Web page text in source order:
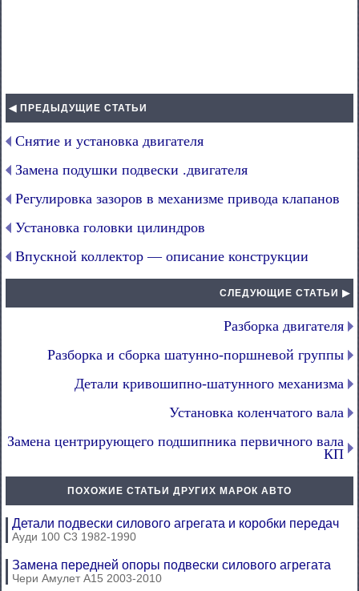
◀ ПРЕДЫДУЩИЕ СТАТЬИ
Снятие и установка двигателя
Замена подушки подвески .двигателя
Регулировка зазоров в механизме привода клапанов
Установка головки цилиндров
Впускной коллектор — описание конструкции
СЛЕДУЮЩИЕ СТАТЬИ ▶
Разборка двигателя
Разборка и сборка шатунно-поршневой группы
Детали кривошипно-шатунного механизма
Установка коленчатого вала
Замена центрирующего подшипника первичного вала
КП
ПОХОЖИЕ СТАТЬИ ДРУГИХ МАРОК АВТО
Детали подвески силового агрегата и коробки передач
Ауди 100 С3 1982-1990
Замена передней опоры подвески силового агрегата
Чери Амулет А15 2003-2010